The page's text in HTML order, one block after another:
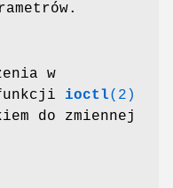
w
ioctl(2)
do zmiennej